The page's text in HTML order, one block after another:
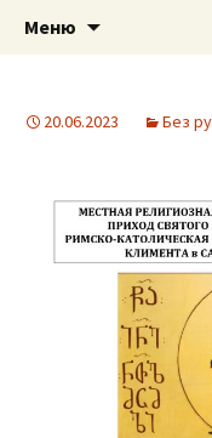
Римско-
церковь в
Приход
Меню
20.06.2023 Без